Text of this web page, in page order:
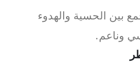
بين الحسية والهدوء
وناعم.